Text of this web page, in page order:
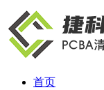
首页